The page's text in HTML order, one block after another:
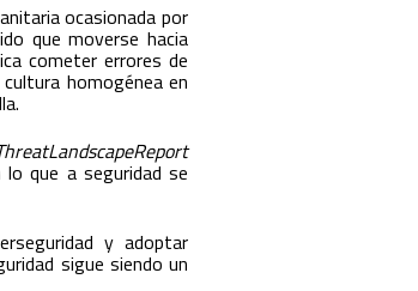
ocasionada por
que moverse hacia
cometer errores de
homogénea en
que a seguridad se
y adoptar
sigue siendo un